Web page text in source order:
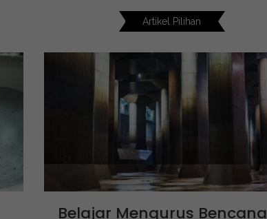
Artikel Pilihan
Belajar Mengurus Bencana